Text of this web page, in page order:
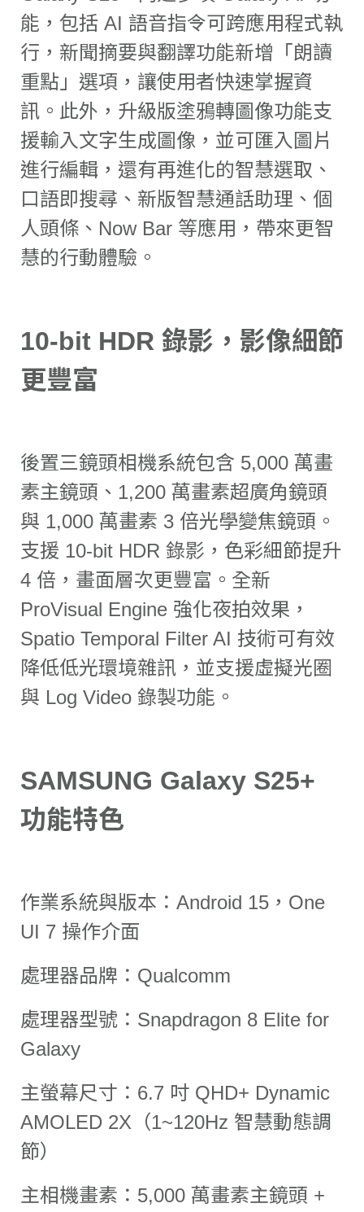
能，包括 AI 語音指令可跨應用程式執
行，新聞摘要與翻譯功能新增「朗讀
重點」選項，讓使用者快速掌握資
訊。此外，升級版塗鴉轉圖像功能支
援輸入文字生成圖像，並可匯入圖片
進行編輯，還有再進化的智慧選取、
口語即搜尋、新版智慧通話助理、個
人頭條、Now Bar 等應用，帶來更智
慧的行動體驗。
10-bit HDR 錄影，影像細節
更豐富
後置三鏡頭相機系統包含 5,000 萬畫
素主鏡頭、1,200 萬畫素超廣角鏡頭
與 1,000 萬畫素 3 倍光學變焦鏡頭。
支援 10-bit HDR 錄影，色彩細節提升
4 倍，畫面層次更豐富。全新
ProVisual Engine 強化夜拍效果，
Spatio Temporal Filter AI 技術可有效
降低低光環境雜訊，並支援虛擬光圈
與 Log Video 錄製功能。
SAMSUNG Galaxy S25+
功能特色
作業系統與版本：Android 15，One
UI 7 操作介面
處理器品牌：Qualcomm
處理器型號：Snapdragon 8 Elite for
Galaxy
主螢幕尺寸：6.7 吋 QHD+ Dynamic
AMOLED 2X（1~120Hz 智慧動態調
節）
主相機畫素：5,000 萬畫素主鏡頭 +